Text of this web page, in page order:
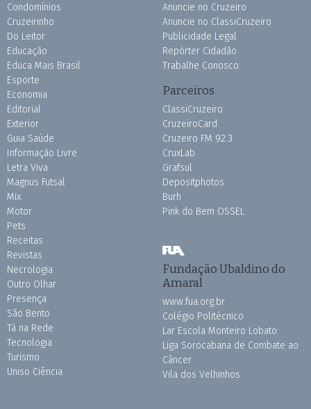
Condomínios
Cruzeirinho
Do Leitor
Educação
Educa Mais Brasil
Esporte
Economia
Editorial
Exterior
Guia Saúde
Informação Livre
Letra Viva
Magnus Futsal
Mix
Motor
Pets
Receitas
Revistas
Necrologia
Outro Olhar
Presença
São Bento
Tá na Rede
Tecnologia
Turismo
Uniso Ciência
Anuncie no Cruzeiro
Anuncie no ClassiCruzeiro
Publicidade Legal
Repórter Cidadão
Trabalhe Conosco
Parceiros
ClassiCruzeiro
CruzeiroCard
Cruzeiro FM 92.3
CruxLab
Grafsul
Depositphotos
Burh
Pink do Bem OSSEL
Fundação Ubaldino do
Amaral
www.fua.org.br
Colégio Politécnico
Lar Escola Monteiro Lobato
Liga Sorocabana de Combate ao
Câncer
Vila dos Velhinhos